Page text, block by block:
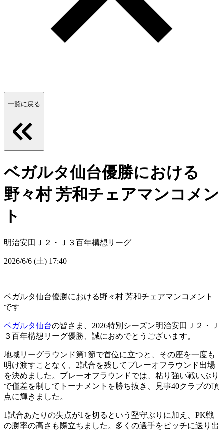
一覧に戻る
ベガルタ仙台優勝における
野々村 芳和チェアマンコメン
ト
明治安田Ｊ２・Ｊ３百年構想リーグ
2026/6/6 (土) 17:40
ベガルタ仙台優勝における野々村 芳和チェアマンコメント
です
ベガルタ仙台の皆さま、2026特別シーズン明治安田Ｊ２・Ｊ
３百年構想リーグ優勝、誠におめでとうございます。
地域リーグラウンド第1節で首位に立つと、その座を一度も
明け渡すことなく、2試合を残してプレーオフラウンド出場
を決めました。プレーオフラウンドでは、粘り強い戦いぶり
で僅差を制してトーナメントを勝ち抜き、見事40クラブの頂
点に輝きました。
1試合あたりの失点が1を切るという堅守ぶりに加え、PK戦
の勝率の高さも際立ちました。多くの選手をピッチに送り出